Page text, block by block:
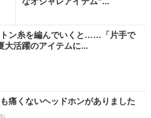
トン糸を編んでいくと……「片手で
大活躍のアイテムに...
痛くないヘッドホンがありました